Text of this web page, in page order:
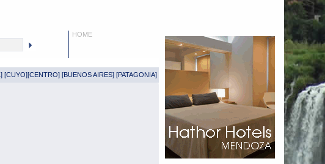
HOME
] [CUYO][CENTRO] [BUENOS AIRES] [PATAGONIA]